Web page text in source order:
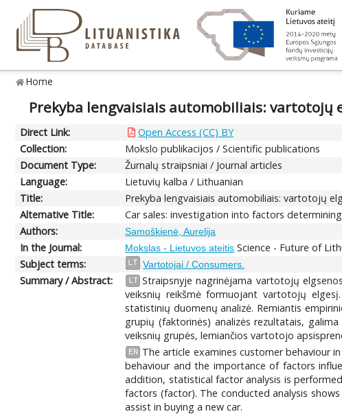
Home
Prekyba lengvaisiais automobiliais: vartotojų
Direct Link:
Open Access (CC) BY
Collection:
Mokslo publikacijos / Scientific publications
Document Type:
Žurnalų straipsniai / Journal articles
Language:
Lietuvių kalba / Lithuanian
Title:
Prekyba lengvaisiais automobiliais: vartotojų
Alternative Title:
Car sales: investigation into factors
Authors:
Samoškienė, Aurelija
In the Journal: Mokslas - Lietuvos ateitis Science - Future of
Subject terms:
LT Vartotojai / Consumers.
Summary / Abstract: LT Straipsnyje nagrinėjama vartotojų
veiksnių reikšmė formuojant vartotojų
statistinių duomenų analizė. Remiantis
grupių (faktorinės) analizės rezultatais,
veiksnių grupės, lemiančios vartotojo
EN
The article examines customer behaviour
behaviour and the importance of factors
addition, statistical factor analysis is
factors (factor). The conducted analysis
assist in buying a new car.